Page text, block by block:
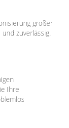
großer
zuverlässig.
Ihre